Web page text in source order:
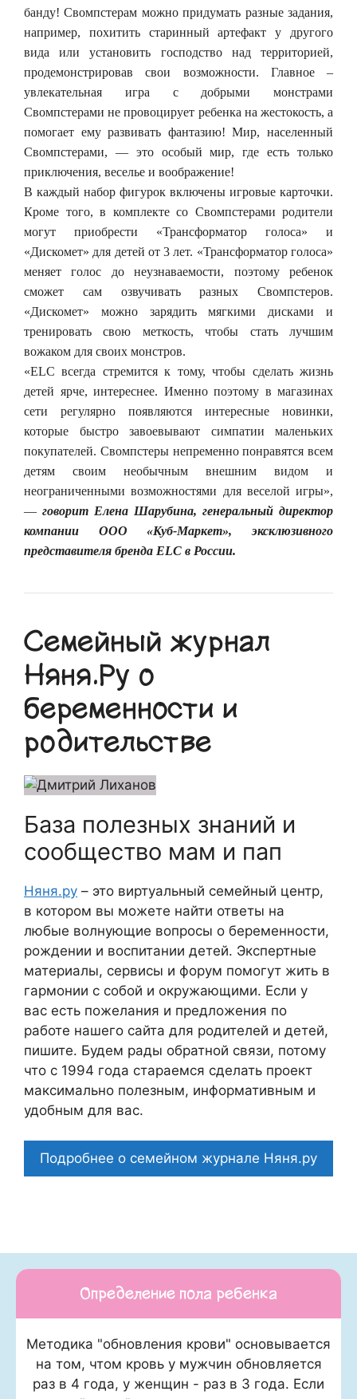
банду! Свомпстерам можно придумать разные задания,
например, похитить старинный артефакт у другого
вида или установить господство над территорией,
продемонстрировав свои возможности. Главное –
увлекательная игра с добрыми монстрами
Свомпстерами не провоцирует ребенка на жестокость, а
помогает ему развивать фантазию! Мир, населенный
Свомпстерами, — это особый мир, где есть только
приключения, веселье и воображение!
В каждый набор фигурок включены игровые карточки.
Кроме того, в комплекте со Свомпстерами родители
могут приобрести «Трансформатор голоса» и
«Дискомет» для детей от 3 лет. «Трансформатор голоса»
меняет голос до неузнаваемости, поэтому ребенок
сможет сам озвучивать разных Свомпстеров.
«Дискомет» можно зарядить мягкими дисками и
тренировать свою меткость, чтобы стать лучшим
вожаком для своих монстров.
«ELC всегда стремится к тому, чтобы сделать жизнь
детей ярче, интереснее. Именно поэтому в магазинах
сети регулярно появляются интересные новинки,
которые быстро завоевывают симпатии маленьких
покупателей. Свомпстеры непременно понравятся всем
детям своим необычным внешним видом и
неограниченными возможностями для веселой игры»,
— говорит Елена Шарубина, генеральный директор
компании ООО «Куб-Маркет», эксклюзивного
представителя бренда ELC в России.
Семейный журнал
Няня.Ру о
беременности и
родительстве
База полезных знаний и
сообщество мам и пап
Няня.ру – это виртуальный семейный центр,
в котором вы можете найти ответы на
любые волнующие вопросы о беременности,
рождении и воспитании детей. Экспертные
материалы, сервисы и форум помогут жить в
гармонии с собой и окружающими. Если у
вас есть пожелания и предложения по
работе нашего сайта для родителей и детей,
пишите. Будем рады обратной связи, потому
что c 1994 года стараемся сделать проект
максимально полезным, информативным и
удобным для вас.
Подробнее о семейном журнале Няня.ру
Определение пола ребенка
Методика "обновления крови" основывается
на том, чтом кровь у мужчин обновляется
раз в 4 года, у женщин - раз в 3 года. Если